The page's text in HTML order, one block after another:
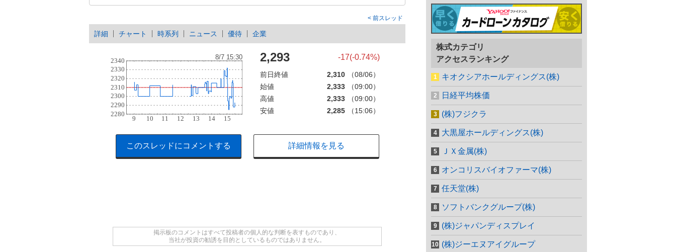
前スレッド
詳細 チャート 時系列 ニュース 優待 企業
2,293 -17(-0.74%)
前日終値 2,310
（08/06）
始値
2,333
（09:00）
高値
2,333
（09:00）
安値
2,285 （15:06）
このスレッドにコメントする 詳細情報を見る
掲示板のコメントはすべて投稿者の個人的な判断を表すものであり、
当社が投資の勧誘を目的としているものではありません。
株式カテゴリ
アクセスランキング
キオクシアホールディングス(株)
日経平均株価
(株)フジクラ
大黒屋ホールディングス(株)
ＪＸ金属(株)
オンコリスバイオファーマ(株)
任天堂(株)
ソフトバンクグループ(株)
(株)ジャパンディスプレイ
(株)ジーエヌアイグループ